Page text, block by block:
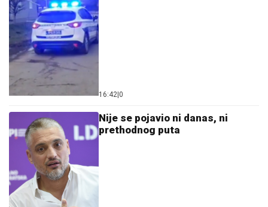
16:42 0
Nije se pojavio ni danas, ni
prethodnog puta